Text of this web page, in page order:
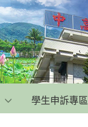
學生申訴專區